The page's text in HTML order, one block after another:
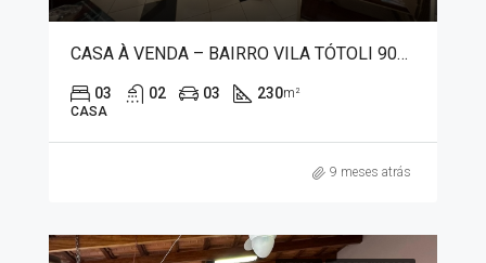
CASA À VENDA – BAIRRO VILA TÓTOLI 90051
03 02 03 230m²
CASA
9 meses atrás